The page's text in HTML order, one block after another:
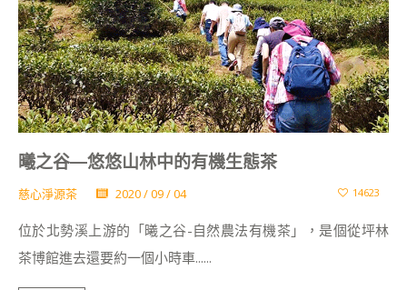
曦之谷—悠悠山林中的有機生態茶
慈心淨源茶 2020 / 09 / 04 14623
位於北勢溪上游的「曦之谷-自然農法有機茶」，是個從坪林
茶博館進去還要約一個小時車......